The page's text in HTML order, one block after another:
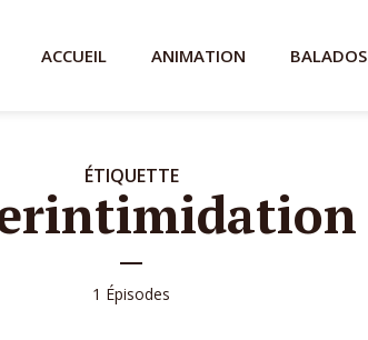
ACCUEIL ANIMATION BALADOS
ÉTIQUETTE
1 Épisodes